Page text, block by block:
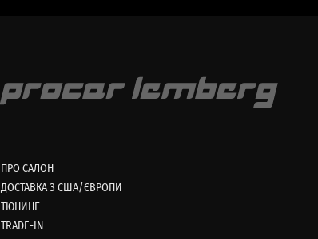
ПРО САЛОН
ДОСТАВКА З США/ЄВРОПИ
ТЮНИНГ
TRADE-IN